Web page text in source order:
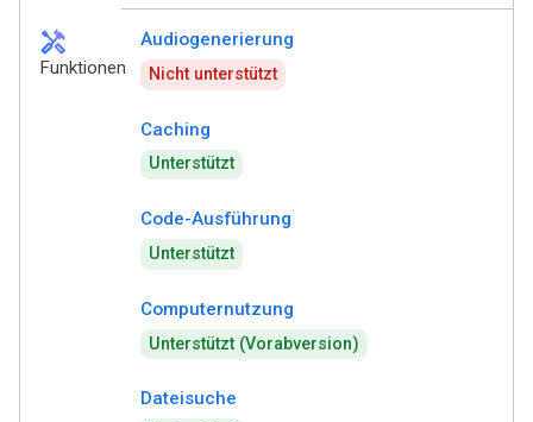
handyman
Funktionen
Audiogenerierung
Nicht unterstützt
Caching
Unterstützt
Code-Ausführung
Unterstützt
Computernutzung
Unterstützt (Vorabversion)
Dateisuche